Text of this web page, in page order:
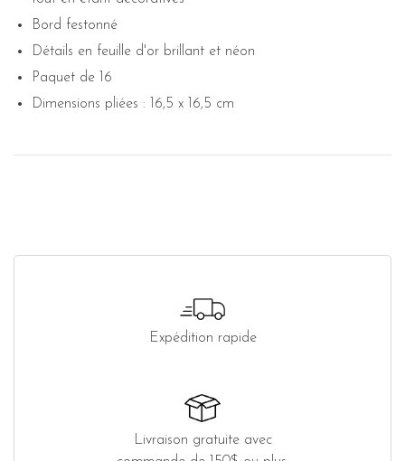
Bord festonné
Détails en feuille d'or brillant et néon
Paquet de 16
Dimensions pliées : 16,5 x 16,5 cm
Expédition rapide
Livraison gratuite avec